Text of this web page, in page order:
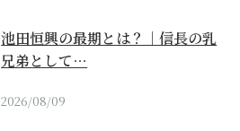
池田恒興の最期とは？｜信長の乳
兄弟として…
2026/08/09